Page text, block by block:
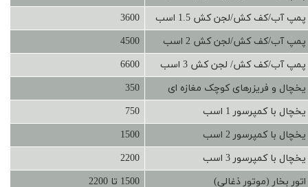
پمپ آب/کف کش/لجن کش 1.5 اسب
3600
پمپ آب/کف کش/لجن کش 2 اسب
4500
پمپ آب/کف کش/ لجن کش 3 اسب
6600
یخچال و فریزرهای کوچک مغازه ای
350
یخچال با کمپرسور 1 اسب
750
یخچال با کمپرسور 2 اسب
1500
یخچال با کمپرسور 3 اسب
2200
اتور بخار (موتور ذغالی)
1500 تا 2200